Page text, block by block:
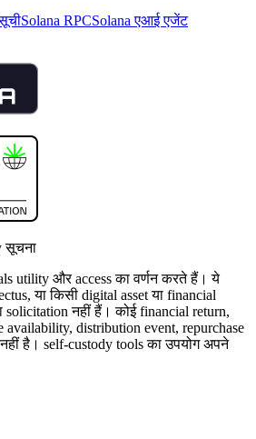
Solana RPCSolana एआई एजेंट
सूचना
utility और access का वर्णन करते हैं। ये
या किसी digital asset या financial
नहीं हैं। कोई financial return,
availability, distribution event, repurchase
है। self-custody tools का उपयोग अपने